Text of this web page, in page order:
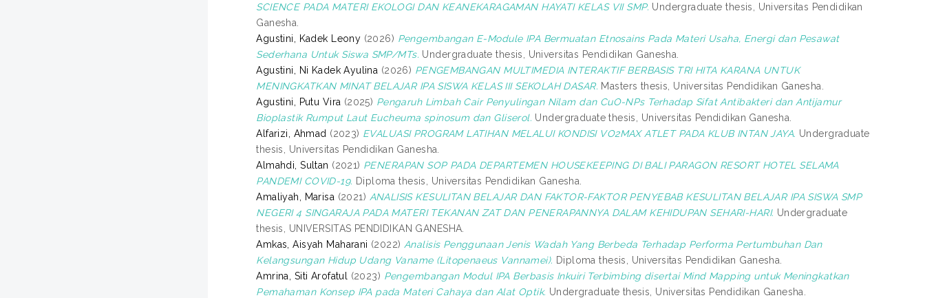
SCIENCE PADA MATERI EKOLOGI DAN KEANEKARAGAMAN HAYATI KELAS VII SMP. Undergraduate thesis, Universitas Pendidikan
Ganesha.
Agustini, Kadek Leony (2026) Pengembangan E-Module IPA Bermuatan Etnosains Pada Materi Usaha, Energi dan Pesawat
Sederhana Untuk Siswa SMP/MTs. Undergraduate thesis, Universitas Pendidikan Ganesha.
Agustini, Ni Kadek Ayulina (2026) PENGEMBANGAN MULTIMEDIA INTERAKTIF BERBASIS TRI HITA KARANA UNTUK
MENINGKATKAN MINAT BELAJAR IPA SISWA KELAS III SEKOLAH DASAR. Masters thesis, Universitas Pendidikan Ganesha.
Agustini, Putu Vira (2025) Pengaruh Limbah Cair Penyulingan Nilam dan CuO-NPs Terhadap Sifat Antibakteri dan Antijamur
Bioplastik Rumput Laut Eucheuma spinosum dan Gliserol. Undergraduate thesis, Universitas Pendidikan Ganesha.
Alfarizi, Ahmad (2023) EVALUASI PROGRAM LATIHAN MELALUI KONDISI VO2MAX ATLET PADA KLUB INTAN JAYA. Undergraduate
thesis, Universitas Pendidikan Ganesha.
Almahdi, Sultan (2021) PENERAPAN SOP PADA DEPARTEMEN HOUSEKEEPING DI BALI PARAGON RESORT HOTEL SELAMA
PANDEMI COVID-19. Diploma thesis, Universitas Pendidikan Ganesha.
Amaliyah, Marisa (2021) ANALISIS KESULITAN BELAJAR DAN FAKTOR-FAKTOR PENYEBAB KESULITAN BELAJAR IPA SISWA SMP
NEGERI 4 SINGARAJA PADA MATERI TEKANAN ZAT DAN PENERAPANNYA DALAM KEHIDUPAN SEHARI-HARI. Undergraduate
thesis, UNIVERSITAS PENDIDIKAN GANESHA.
Amkas, Aisyah Maharani (2022) Analisis Penggunaan Jenis Wadah Yang Berbeda Terhadap Performa Pertumbuhan Dan
Kelangsungan Hidup Udang Vaname (Litopenaeus Vannamei). Diploma thesis, Universitas Pendidikan Ganesha.
Amrina, Siti Arofatul (2023) Pengembangan Modul IPA Berbasis Inkuiri Terbimbing disertai Mind Mapping untuk Meningkatkan
Pemahaman Konsep IPA pada Materi Cahaya dan Alat Optik. Undergraduate thesis, Universitas Pendidikan Ganesha.